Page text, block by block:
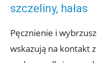
szczeliny, hałas
Pęcznienie i
wskazują na kontakt